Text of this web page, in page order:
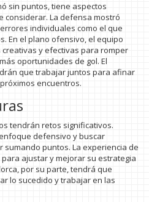
sin puntos, tiene aspectos
considerar. La defensa mostró
individuales como el que
En el plano ofensivo, el equipo
y efectivas para romper
oportunidades de gol. El
que trabajar juntos para afinar
encuentros.
tendrán retos significativos.
defensivo y buscar
puntos. La experiencia de
ajustar y mejorar su estrategia
por su parte, tendrá que
lo sucedido y trabajar en las